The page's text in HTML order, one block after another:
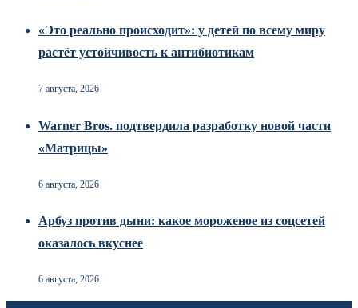
«Это реально происходит»: у детей по всему миру
растёт устойчивость к антибиотикам
7 августа, 2026
Warner Bros. подтвердила разработку новой части
«Матрицы»
6 августа, 2026
Арбуз против дыни: какое мороженое из соцсетей
оказалось вкуснее
6 августа, 2026